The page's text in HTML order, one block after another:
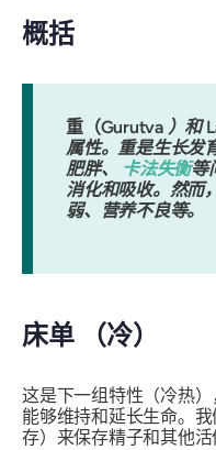
概括
重（Gurutva）和
属性。重是生长发
肥胖、
卡法失衡等
消化和吸收。然而
弱、营养不良等。
床单（冷）
这是下一组特性（冷热
能够维持和延长生命。
存）来保存精子和其他活